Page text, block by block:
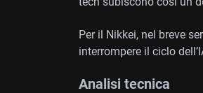
Per il Nikkei, nel breve
interrompere il ciclo
Analisi tecnica